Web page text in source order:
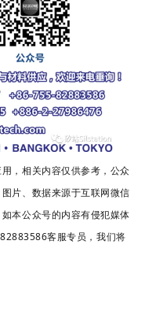
，相关内容仅供参考，公众
片、数据来源于互联网微信
本公众号的内容有侵犯媒体
客服专员，我们将